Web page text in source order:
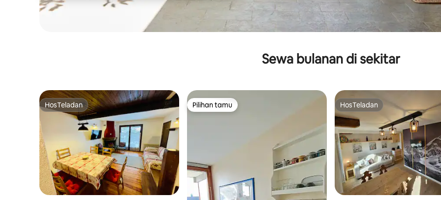
Sewa bulanan di sekitar
HosTeladan
HosTeladan Pilihan tamu
Pilihan tamu HosTeladan
HosTeladan